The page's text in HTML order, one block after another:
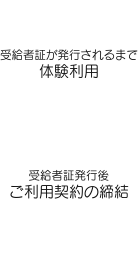
受給者証が発行されるまで
体験利用
受給者証発行後
ご利用契約の締結